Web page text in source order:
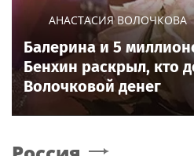
АНАСТАСИЯ ВОЛОЧКОВА
Балерина и 5
Бенхин раскрыл, кто
Волочковой денег